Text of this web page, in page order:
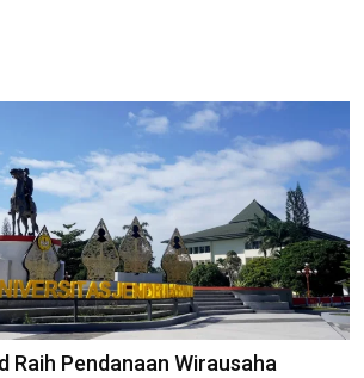
Raih Pendanaan Wirausaha